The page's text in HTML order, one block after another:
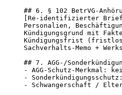
## 6. § 102 BetrVG-
[Re-identifizierter Brief
Personalien,
Kündigungsgrund mit
Kündigungsfrist
Sachverhalts-Memo +
## 7. AGG-/
- AGG-Schutz-Merkmal:
-
- Schwangerschaft /